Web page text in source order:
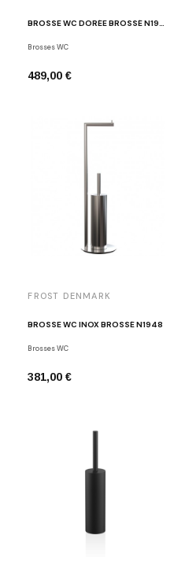
BROSSE WC DORÉE BROSSÉ N1948-BMG
Brosses WC
489,00 €
FROST DENMARK
BROSSE WC INOX BROSSÉ N1948
Brosses WC
381,00 €